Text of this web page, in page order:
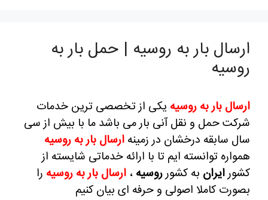
ارسال بار به روسیه | حمل بار به
روسیه
ارسال بار به روسیه یکی از تخصصی ترین خدمات
شرکت حمل و نقل آنی بار می باشد ما با بیش از سی
سال سابقه درخشان در زمینه ارسال بار به روسیه
همواره توانسته ایم تا با ارائه خدماتی شایسته از
کشورایران به کشورروسیه ، ارسال بار به روسیه را
بصورت کاملا اصولی و حرفه ای بیان کنیم